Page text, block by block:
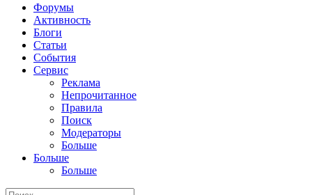
Форумы
Активность
Блоги
Статьи
События
Сервис
Реклама
Непрочитанное
Правила
Поиск
Модераторы
Больше
Больше
Больше